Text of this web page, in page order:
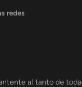
redes
al tanto de